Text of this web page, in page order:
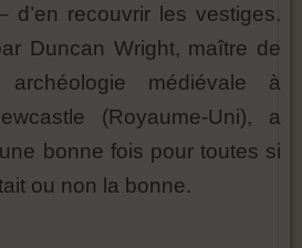
d’en recouvrir les vestiges.
Duncan Wright, maître de
médiévale à
(Royaume-Uni), a
bonne fois pour toutes si
ou non la bonne.